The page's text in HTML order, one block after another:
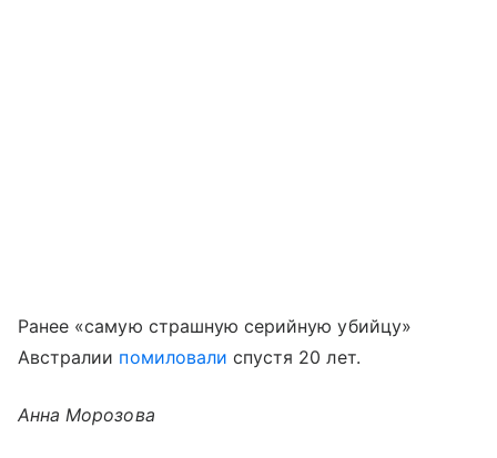
Ранее «самую страшную серийную убийцу»
Австралии помиловали спустя 20 лет.
Анна Морозова